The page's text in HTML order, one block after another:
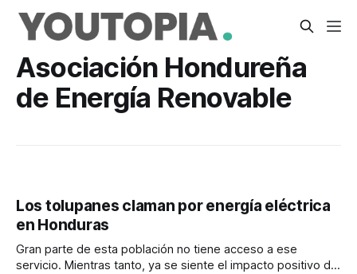
Asociación Hondureña
de Energía Renovable
Los tolupanes claman por energía eléctrica
en Honduras
Gran parte de esta población no tiene acceso a ese
servicio. Mientras tanto, ya se siente el impacto positivo de